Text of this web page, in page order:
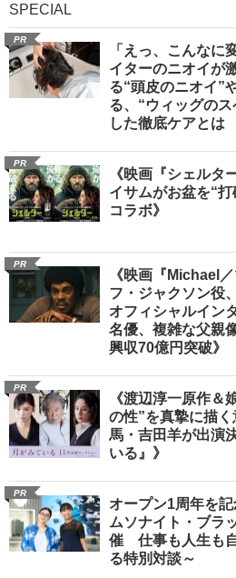
SPECIAL
PR
「えっ、こんなに
イターのニオイが
る“頭皮のニオイ”
る、“ウィッグの
した徹底ケアとは
PR
《映画『シェルタ
イサムがお盆を“打
コラボ》
PR
《映画『Michael
フ・ジャクソン役
オフィシャルイン
名優、複雑な父親
興収70億円突破》
PR
《渡辺淳一原作＆
の性”を真摯に描
馬・吉田羊が出演
いる』》
PR
オープン1周年を
ムソナイト・ブラ
催 仕事も人生も
る特別対談～